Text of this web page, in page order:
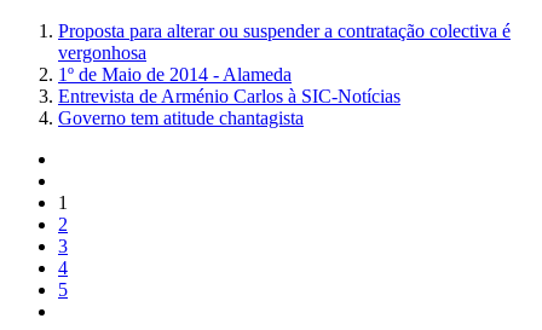
Proposta para alterar ou suspender a contratação colectiva é
vergonhosa
1º de Maio de 2014 - Alameda
Entrevista de Arménio Carlos à SIC-Notícias
Governo tem atitude chantagista
1
2
3
4
5